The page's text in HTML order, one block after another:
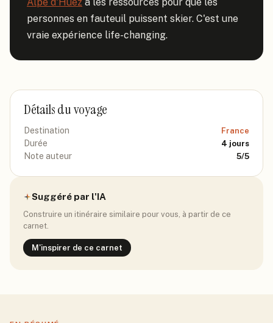
personnes en fauteuil puissent skier. C'est une
vraie expérience life-changing.
Détails du voyage
Destination France
Durée 4 jours
Note auteur 5/5
Suggéré par l'IA
Construire un itinéraire similaire pour vous, à partir de ce
carnet.
M'inspirer de ce carnet